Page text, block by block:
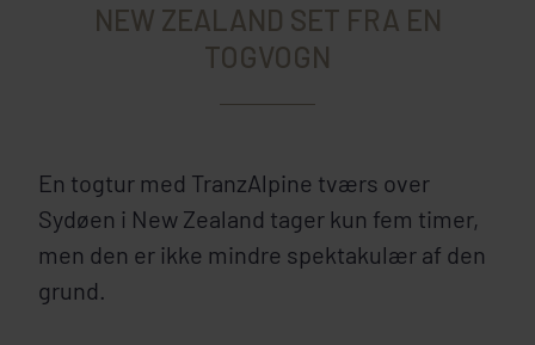
NEW ZEALAND SET FRA EN
TOGVOGN
En togtur med TranzAlpine tværs over
Sydøen i New Zealand tager kun fem timer,
men den er ikke mindre spektakulær af den
grund.